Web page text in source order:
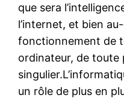
que sera
l’internet, et bien
fonctionnement de
ordinateur, de toute
un rôle de plus en